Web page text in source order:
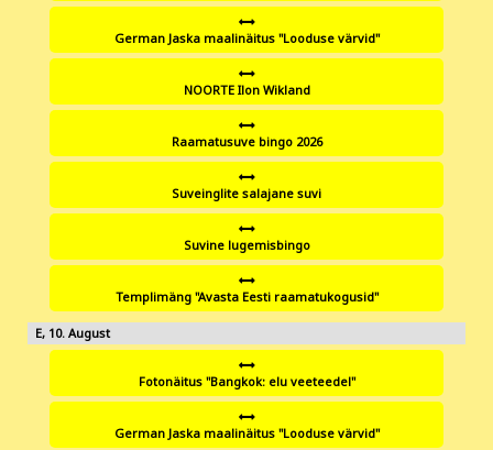
German Jaska maalinäitus "Looduse värvid"
NOORTE Ilon Wikland
Raamatusuve bingo 2026
Suveinglite salajane suvi
Suvine lugemisbingo
Templimäng "Avasta Eesti raamatukogusid"
10
Fotonäitus "Bangkok: elu veeteedel"
German Jaska maalinäitus "Looduse värvid"